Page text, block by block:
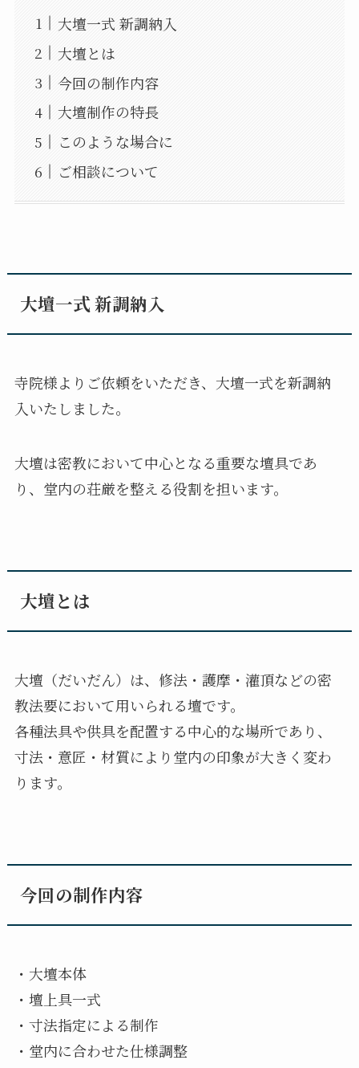
大壇一式 新調納入
大壇とは
今回の制作内容
大壇制作の特長
このような場合に
ご相談について
大壇一式 新調納入
寺院様よりご依頼をいただき、大壇一式を新調納
入いたしました。
大壇は密教において中心となる重要な壇具であ
り、堂内の荘厳を整える役割を担います。
大壇とは
大壇（だいだん）は、修法・護摩・灌頂などの密
教法要において用いられる壇です。
各種法具や供具を配置する中心的な場所であり、
寸法・意匠・材質により堂内の印象が大きく変わ
ります。
今回の制作内容
・大壇本体
・壇上具一式
・寸法指定による制作
・堂内に合わせた仕様調整